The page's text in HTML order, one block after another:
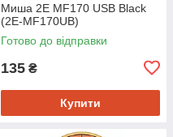
Миша 2E MF170 USB Black
(2E-MF170UB)
Готово до відправки
135 ₴
Купити